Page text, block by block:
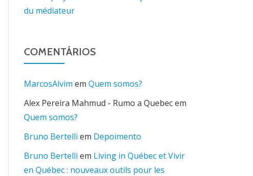
du médiateur
COMENTÁRIOS
MarcosAlvim em Quem somos?
Alex Pereira Mahmud - Rumo a Quebecem
Quem somos?
Bruno Bertelli em Depoimento
Bruno Bertelli em Living in Québec et Vivir
en Québec : nouveaux outils pour les